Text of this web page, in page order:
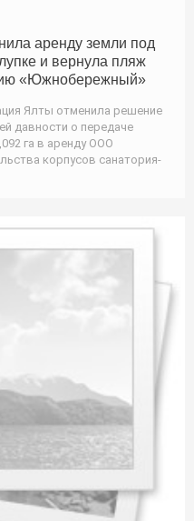
аренду земли под
и вернула пляж
«Южнобережный»
Ялты отменила решение
давности о передаче
га в аренду ООО
корпусов санатория-